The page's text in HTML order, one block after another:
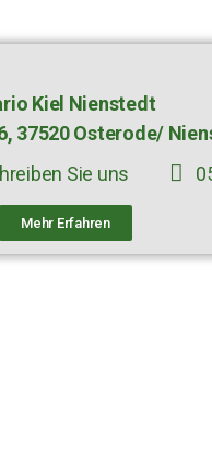
Kiel Nienstedt
37520 Osterode/
Sie uns
Mehr Erfahren